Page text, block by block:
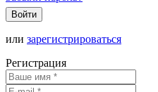
Войти
или зарегистрироваться
Регистрация